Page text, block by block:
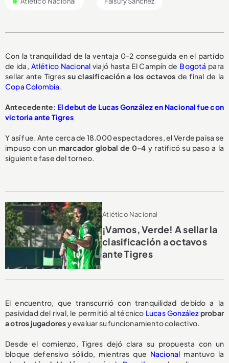
Con la tranquilidad de la ventaja 0-2 conseguida en el partido
de ida, Atlético Nacional viajó hasta El Campín de Bogotá para
sellar ante Tigressu clasificación a los octavos de final de la
Copa Colombia.
Antecedente: El debut de Lucas González en Nacional fue con
victoria ante Tigres
Y así fue. Ante cerca de 18.000 espectadores, el Verde paisa se
impuso con unmarcador global de 0-4 y ratificó su paso a la
siguiente fase del torneo.
Atlético Nacional
¡Vamos, Verde! A sellar la
clasificación a octavos
ante Tigres
El encuentro, que transcurrió con tranquilidad debido a la
pasividad del rival, le permitió al técnico Lucas González probar
a otros jugadoresy evaluar su funcionamiento colectivo.
Desde el comienzo, Tigres dejó clara su propuesta con un
bloque defensivo sólido, mientras que Nacional mantuvo la